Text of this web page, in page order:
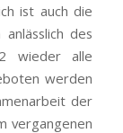
ist auch die
des
wieder alle
werden
der
vergangenen